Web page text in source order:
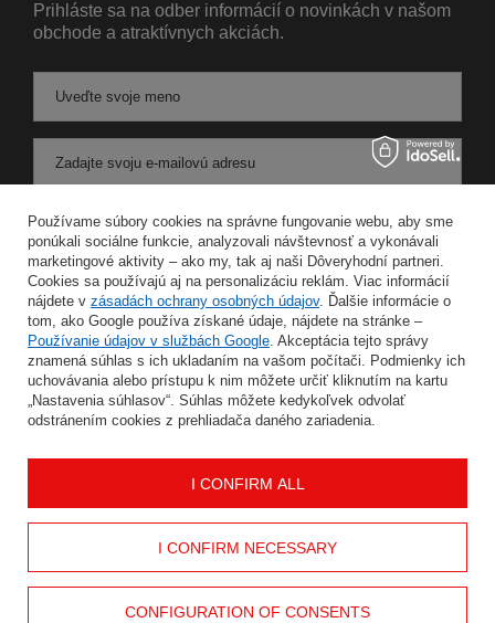
Prihláste sa na odber informácií o novinkách v našom
obchode a atraktívnych akciách.
Uveďte svoje meno
Zadajte svoju e-mailovú adresu
Súhlasím so spracovaním svojich osobných údajov na účely a v rozsahu služby Newsletter v
ULOŽIŤ
INFORMÁCIE
POMOC
Používame súbory cookies na správne fungovanie webu, aby sme
ponúkali sociálne funkcie, analyzovali návštevnosť a vykonávali
marketingové aktivity – ako my, tak aj naši Dôveryhodní partneri.
Cookies sa používajú aj na personalizáciu reklám. Viac informácií
nájdete v zásadách ochrany osobných údajov. Ďalšie informácie o
tom, ako Google používa získané údaje, nájdete na stránke –
Používanie údajov v službách Google. Akceptácia tejto správy
znamená súhlas s ich ukladaním na vašom počítači. Podmienky ich
uchovávania alebo prístupu k nim môžete určiť kliknutím na kartu
„Nastavenia súhlasov“. Súhlas môžete kedykoľvek odvolať
odstránením cookies z prehliadača daného zariadenia.
I CONFIRM NECESSARY
CONFIGURATION OF CONSENTS
I CONFIRM ALL